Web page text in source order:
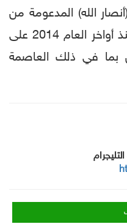
الله) المدعومة من
إيران والتي ما تزال تسيطر منذ أواخر العام 2014 على
بما في ذلك العاصمة